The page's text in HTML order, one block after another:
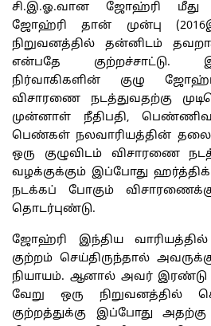
சி.இ.ஓ.வான ஜோஹ்ரி மீது
ஜோஹ்ரி தான் முன்பு
நிறுவனத்தில் தன்னிடம்
என்பதே குற்றச்சாட்டு.
நிர்வாகிகளின் குழு
விசாரணை நடத்துவதற்கு
முன்னாள் நீதிபதி,
பெண்கள் நலவாரியத்தின்
ஒரு குழுவிடம் விசாரணை
வழக்குக்கும் இப்போது
நடக்கப் போகும்
தொடர்புண்டு.
ஜோஹ்ரி இந்திய
குற்றம் செய்திருந்தால்
நியாயம். ஆனால் அவர் இரண்டு
வேறு ஒரு நிறுவனத்தில்
குற்றத்துக்கு இப்போது